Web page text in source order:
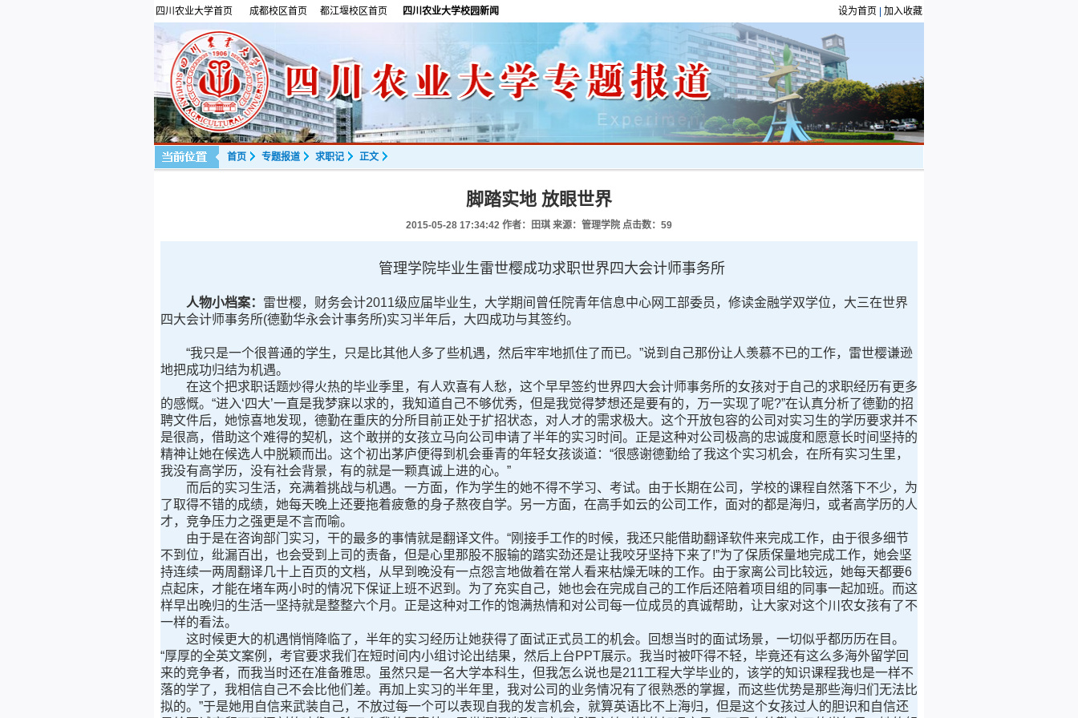
四川农业大学首页 成都校区首页 都江堰校区首页 四川农业大学校园新闻 设为首页 加入收藏
首页 专题报道 求职记 正文
脚踏实地 放眼世界
2015-05-28 17:34:42 作者：田琪 来源：管理学院 点击数： 59
管理学院毕业生雷世樱成功求职世界四大会计师事务所
人物小档案： 雷世樱，财务会计2011级应届毕业生，大学期间曾任院青年信息中心网工部委员，修读金融学双学位，大三在世界
四大会计师事务所(德勤华永会计事务所)实习半年后，大四成功与其签约。
“我只是一个很普通的学生，只是比其他人多了些机遇，然后牢牢地抓住了而已。”说到自己那份让人羡慕不已的工作，雷世樱谦逊
地把成功归结为机遇。
在这个把求职话题炒得火热的毕业季里，有人欢喜有人愁，这个早早签约世界四大会计师事务所的女孩对于自己的求职经历有更多
的感慨。“进入‘四大’一直是我梦寐以求的，我知道自己不够优秀，但是我觉得梦想还是要有的，万一实现了呢?”在认真分析了德勤的招
聘文件后，她惊喜地发现，德勤在重庆的分所目前正处于扩招状态，对人才的需求极大。这个开放包容的公司对实习生的学历要求并不
是很高，借助这个难得的契机，这个敢拼的女孩立马向公司申请了半年的实习时间。正是这种对公司极高的忠诚度和愿意长时间坚持的
精神让她在候选人中脱颖而出。这个初出茅庐便得到机会垂青的年轻女孩谈道：“很感谢德勤给了我这个实习机会，在所有实习生里，
我没有高学历，没有社会背景，有的就是一颗真诚上进的心。”
而后的实习生活，充满着挑战与机遇。一方面，作为学生的她不得不学习、考试。由于长期在公司，学校的课程自然落下不少，为
了取得不错的成绩，她每天晚上还要拖着疲惫的身子熬夜自学。另一方面，在高手如云的公司工作，面对的都是海归，或者高学历的人
才，竞争压力之强更是不言而喻。
由于是在咨询部门实习，干的最多的事情就是翻译文件。“刚接手工作的时候，我还只能借助翻译软件来完成工作，由于很多细节
不到位，纰漏百出，也会受到上司的责备，但是心里那股不服输的踏实劲还是让我咬牙坚持下来了!”为了保质保量地完成工作，她会坚
持连续一两周翻译几十上百页的文档，从早到晚没有一点怨言地做着在常人看来枯燥无味的工作。由于家离公司比较远，她每天都要6
点起床，才能在堵车两小时的情况下保证上班不迟到。为了充实自己，她也会在完成自己的工作后还陪着项目组的同事一起加班。而这
样早出晚归的生活一坚持就是整整六个月。正是这种对工作的饱满热情和对公司每一位成员的真诚帮助，让大家对这个川农女孩有了不
一样的看法。
这时候更大的机遇悄悄降临了，半年的实习经历让她获得了面试正式员工的机会。回想当时的面试场景，一切似乎都历历在目。
“厚厚的全英文案例，考官要求我们在短时间内小组讨论出结果，然后上台PPT展示。我当时被吓得不轻，毕竟还有这么多海外留学回
来的竞争者，而我当时还在准备雅思。虽然只是一名大学本科生，但我怎么说也是211工程大学毕业的，该学的知识课程我也是一样不
落的学了，我相信自己不会比他们差。再加上实习的半年里，我对公司的业务情况有了很熟悉的掌握，而这些优势是那些海归们无法比
拟的。”于是她用自信来武装自己，不放过每一个可以表现自我的发言机会，就算英语比不上海归，但是这个女孩过人的胆识和自信还